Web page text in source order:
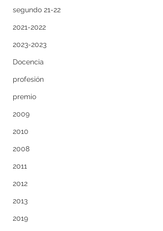
segundo 21-22
2021-2022
2023-2023
Docencia
profesión
premio
2009
2010
2008
2011
2012
2013
2019